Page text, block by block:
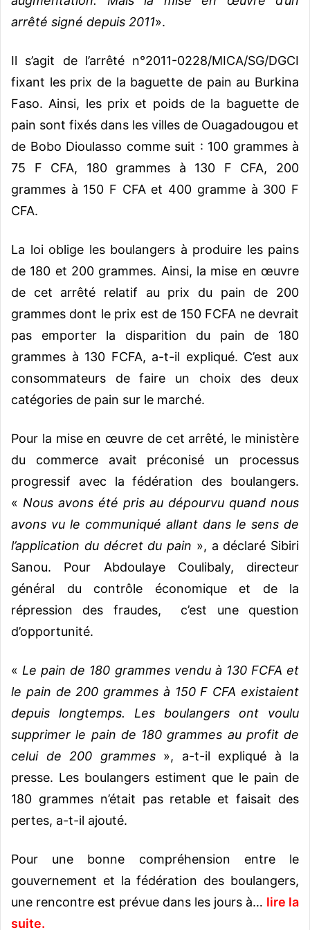
arrêté signé depuis 2011».
Il s’agit de l’arrêté n°2011-0228/MICA/SG/DGCI
fixant les prix de la baguette de pain au Burkina
Faso. Ainsi, les prix et poids de la baguette de
pain sont fixés dans les villes de Ouagadougou et
de Bobo Dioulasso comme suit : 100 grammes à
75 F CFA, 180 grammes à 130 F CFA, 200
grammes à 150 F CFA et 400 gramme à 300 F
CFA.
La loi oblige les boulangers à produire les pains
de 180 et 200 grammes. Ainsi, la mise en œuvre
de cet arrêté relatif au prix du pain de 200
grammes dont le prix est de 150 FCFA ne devrait
pas emporter la disparition du pain de 180
grammes à 130 FCFA, a-t-il expliqué. C’est aux
consommateurs de faire un choix des deux
catégories de pain sur le marché.
Pour la mise en œuvre de cet arrêté, le ministère
du commerce avait préconisé un processus
progressif avec la fédération des boulangers.
« Nous avons été pris au dépourvu quand nous
avons vu le communiqué allant dans le sens de
l’application du décret du pain », a déclaré Sibiri
Sanou. Pour Abdoulaye Coulibaly, directeur
général du contrôle économique et de la
répression des fraudes,
c’est une question
d’opportunité.
«Le pain de 180 grammes vendu à 130 FCFA et
le pain de 200 grammes à 150 F CFA existaient
depuis longtemps. Les boulangers ont voulu
supprimer le pain de 180 grammes au profit de
celui de 200 grammes», a-t-il expliqué à la
presse. Les boulangers estiment que le pain de
180 grammes n’était pas retable et faisait des
pertes, a-t-il ajouté.
Pour une bonne compréhension entre le
gouvernement et la fédération des boulangers,
une rencontre est prévue dans les jours à… lire la
suite.